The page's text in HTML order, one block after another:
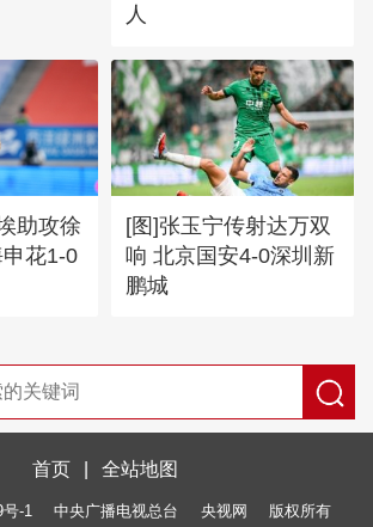
人
助攻徐
花1-0
[图]张玉宁传射达万双
响 北京国安4-0深圳新
鹏城
首页 全站地图
-1 中央广播电视总台 央视网 版权所有